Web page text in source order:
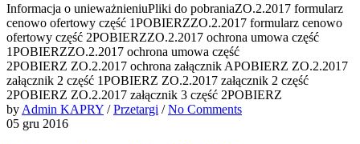
Informacja o unieważnieniuPliki do pobraniaZO.2.2017 formularz
cenowo ofertowy część 1POBIERZZO.2.2017 formularz cenowo
ofertowy część 2POBIERZZO.2.2017 ochrona umowa część
1POBIERZZO.2.2017 ochrona umowa część
2POBIERZ ZO.2.2017 ochrona załącznik APOBIERZ ZO.2.2017
załącznik 2 część 1POBIERZ ZO.2.2017 załącznik 2 część
2POBIERZ ZO.2.2017 załącznik 3 część 2POBIERZ
by Admin KAPRY /Przetargi /No Comments
05 gru 2016